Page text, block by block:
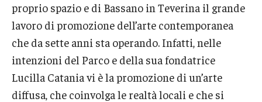
proprio spazio e di Bassano in Teverina il grande
lavoro di promozione dell’arte contemporanea
che da sette anni sta operando. Infatti, nelle
intenzioni del Parco e della sua fondatrice
Lucilla Catania vi è la promozione di un’arte
diffusa, che coinvolga le realtà locali e che si